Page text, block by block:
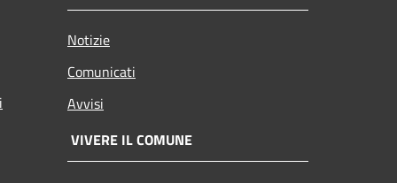
Notizie
Comunicati
Avvisi
VIVERE IL COMUNE